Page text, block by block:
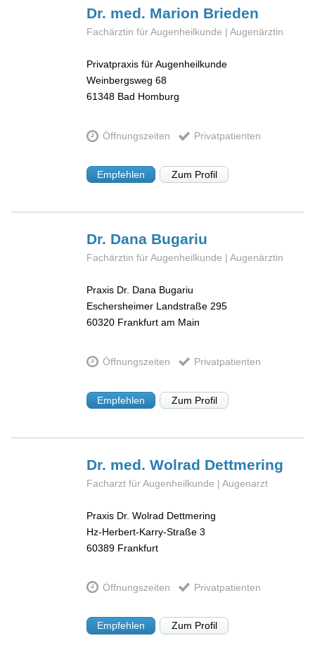
Dr. med. Marion Brieden
Fachärztin für Augenheilkunde | Augenärztin
Privatpraxis für Augenheilkunde
Weinbergsweg 68
61348 Bad Homburg
Öffnungszeiten Privatpatienten
Empfehlen Zum Profil
Dr. Dana Bugariu
Fachärztin für Augenheilkunde | Augenärztin
Praxis Dr. Dana Bugariu
Eschersheimer Landstraße 295
60320 Frankfurt am Main
Öffnungszeiten Privatpatienten
Empfehlen Zum Profil
Dr. med. Wolrad Dettmering
Facharzt für Augenheilkunde | Augenarzt
Praxis Dr. Wolrad Dettmering
Hz-Herbert-Karry-Straße 3
60389 Frankfurt
Öffnungszeiten Privatpatienten
Empfehlen Zum Profil